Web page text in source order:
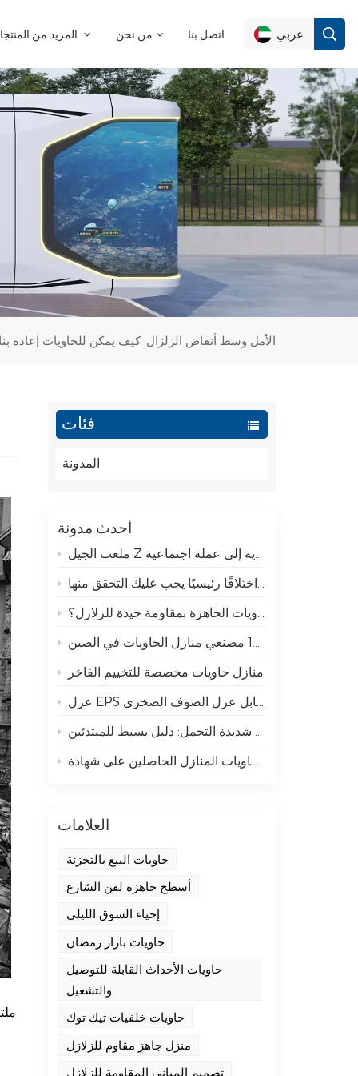
من نحن اتصل بنا عربي
English
Français
Deutsch
Italiano
Español
Ελληνικά
الأمل وسط أنقاض الزلزال: كيف يمكن للحاويات إعادة
فئات
المدونة
أحدث مدونة
ملعب الجيل Z الجديد: تحويل الحاويات المعيارية إلى عملة اجتماعية
لماذا تتمتع المنازل المصنوعة من الحاويات الجاهزة بمقاومة جيدة للزلازل؟
منازل حاويات مخصصة للتخييم الفاخر
عزل EPS مقابل عزل الصوف الصخري
الفولاذ خفيف الوزن مقابل الإطارات المجلفنة شديدة التحمل: دليل بسيط للمبتدئين
العلامات
حاويات البيع بالتجزئة
أسطح جاهزة لفن الشارع
إحياء السوق الليلي
حاويات بازار رمضان
حاويات الأحداث القابلة للتوصيل
والتشغيل
حاويات خلفيات تيك توك
منزل جاهز مقاوم للزلازل
تصميم المباني المقاومة للزلازل